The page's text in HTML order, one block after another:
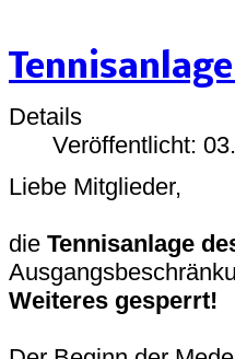
Details
Veröffentlicht:
Liebe Mitglieder,
die Tennisanlage
Weiteres gesperrt!